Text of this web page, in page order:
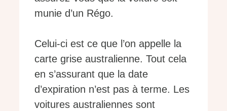
munie d’un Régo.
Celui-ci est ce que l’on appelle la
carte grise australienne. Tout cela
en s’assurant que la date
d’expiration n’est pas à terme. Les
voitures australiennes sont